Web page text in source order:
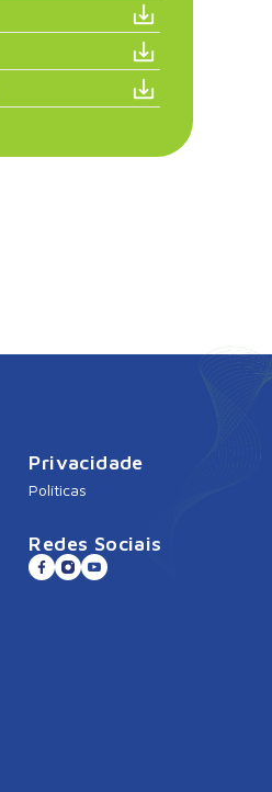
Privacidade
Políticas
Redes Sociais